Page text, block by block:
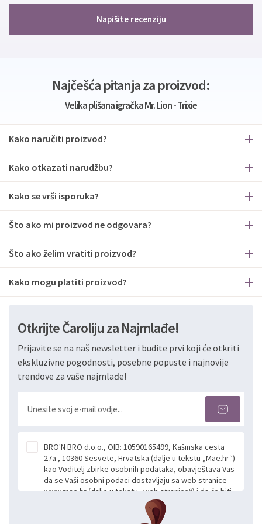
Napišite recenziju
Najčešća pitanja za proizvod:
Velika plišana igračka Mr. Lion - Trixie
Kako naručiti proizvod?
Kako otkazati narudžbu?
Kako se vrši isporuka?
Što ako mi proizvod ne odgovara?
Što ako želim vratiti proizvod?
Kako mogu platiti proizvod?
Otkrijte Čaroliju za Najmlađe!
Prijavite se na naš newsletter i budite prvi koji će otkriti
ekskluzivne pogodnosti, posebne popuste i najnovije
trendove za vaše najmlađe!
BRO'N BRO d.o.o., OIB: 10590165499, Kašinska cesta
27a , 10360 Sesvete, Hrvatska (dalje u tekstu „Mae.hr“)
kao Voditelj zbirke osobnih podataka, obavještava Vas
da se Vaši osobni podaci dostavljaju sa web stranice
www.mae.hr (dalje u tekstu „web stranice“) i da će biti
obrađeni. Prihvaćanjem ove Izjave smatra se da
slobodno i izričito dajete privolu za prikupljanje i daljnju